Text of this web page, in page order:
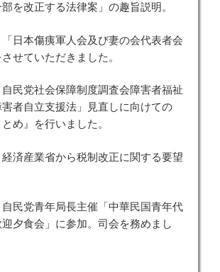
を改正する法律案」の趣旨説明。
「日本傷痍軍人会及び妻の会代表者会
せていただきました。
自民党社会保障制度調査会障害者福祉
者自立支援法」見直しに向けての
とめ』を行いました。
経済産業省から税制改正に関する要望
自民党青年局長主催「中華民国青年代
夕食会」に参加。司会を務めまし